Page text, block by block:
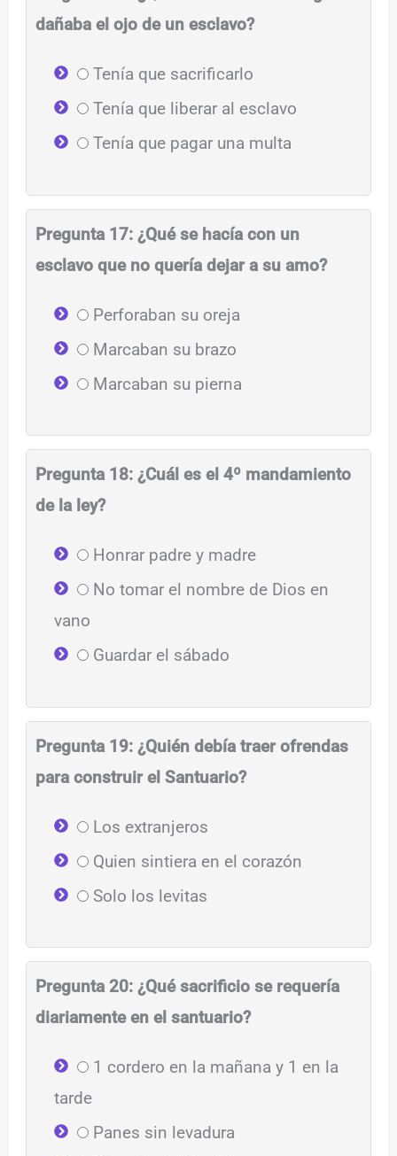
dañaba el ojo de un esclavo?
Tenía que sacrificarlo
Tenía que liberar al esclavo
Tenía que pagar una multa
Pregunta 17: ¿Qué se hacía con un
esclavo que no quería dejar a su amo?
Perforaban su oreja
Marcaban su brazo
Marcaban su pierna
Pregunta 18: ¿Cuál es el 4º mandamiento
de la ley?
Honrar padre y madre
No tomar el nombre de Dios en
vano
Guardar el sábado
Pregunta 19: ¿Quién debía traer ofrendas
para construir el Santuario?
Los extranjeros
Quien sintiera en el corazón
Solo los levitas
Pregunta 20: ¿Qué sacrificio se requería
diariamente en el santuario?
1 cordero en la mañana y 1 en la
tarde
Panes sin levadura